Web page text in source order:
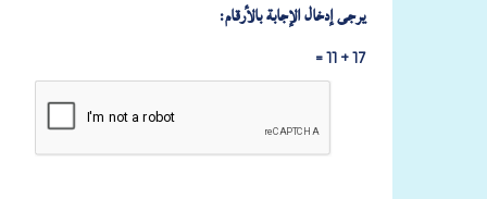
يرجى إدخال الإجابة بالأرقام:
17 + 11 =